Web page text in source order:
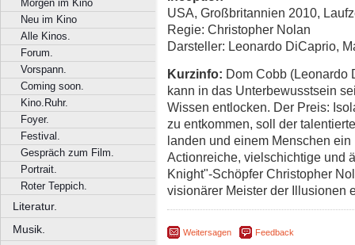
Morgen im Kino
Neu im Kino
Alle Kinos.
Forum.
Vorspann.
Coming soon.
Kino.Ruhr.
Foyer.
Festival.
Gespräch zum Film.
Portrait.
Roter Teppich.
Literatur.
Musik.
USA, Großbritannien 2010,
Regie: Christopher Nolan
Darsteller: Leonardo DiCaprio,
Kurzinfo: Dom Cobb (Leonardo
kann in das Unterbewusstsein
Wissen entlocken. Der Preis:
zu entkommen, soll der
landen und einem Menschen
Actionreiche, vielschichtige und
Knight"-Schöpfer Christopher
visionärer Meister der Illusionen
Weitersagen Feedback